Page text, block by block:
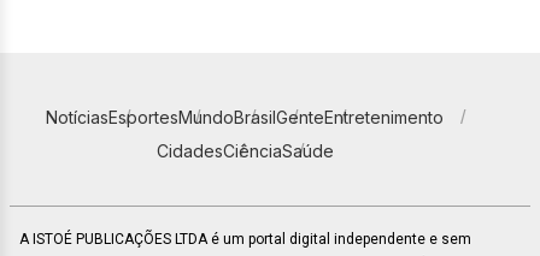
NotíciasEsportesMundoBrasilGenteEntretenimento
CidadesCiênciaSaúde
A ISTOÉ PUBLICAÇÕES LTDA é um portal digital independente e sem